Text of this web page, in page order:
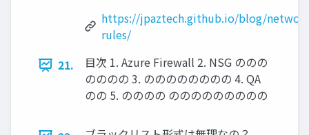
https://jpaztech.github.io/blog/
rules/
21.
目次 1. Azure Firewall 2. NSG ののの
のののの 3. のののののののの 4. QA
のの 5. のののの ののののののののの